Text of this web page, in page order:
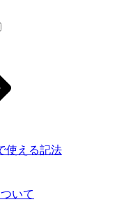
使える記法
いて